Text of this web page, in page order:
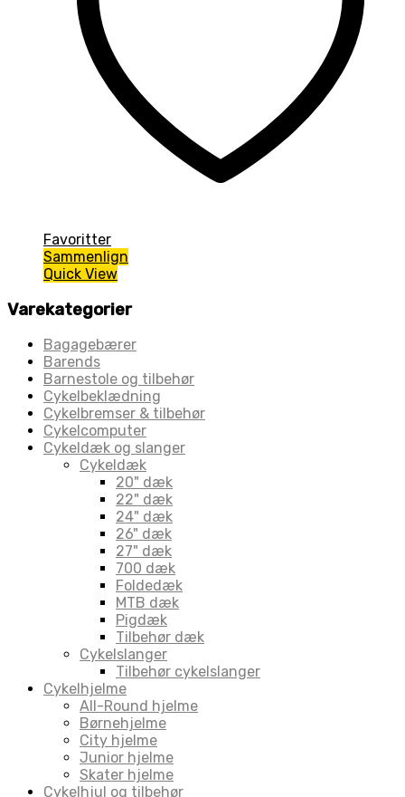
Favoritter
Sammenlign
Quick View
Varekategorier
Bagagebærer
Barends
Barnestole og tilbehør
Cykelbeklædning
Cykelbremser & tilbehør
Cykelcomputer
Cykeldæk og slanger
Cykeldæk
20" dæk
22" dæk
24" dæk
26" dæk
27" dæk
700 dæk
Foldedæk
MTB dæk
Pigdæk
Tilbehør dæk
Cykelslanger
Tilbehør cykelslanger
Cykelhjelme
All-Round hjelme
Børnehjelme
City hjelme
Junior hjelme
Skater hjelme
Cykelhjul og tilbehør